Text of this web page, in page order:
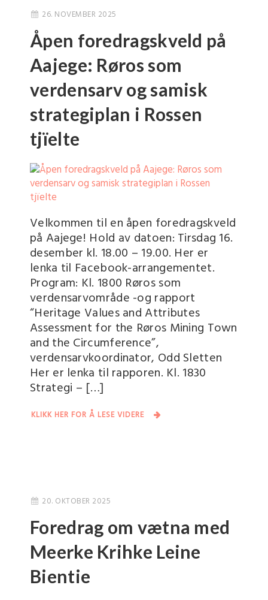
26. NOVEMBER 2025
Åpen foredragskveld på
Aajege: Røros som
verdensarv og samisk
strategiplan i Rossen
tjïelte
Velkommen til en åpen foredragskveld
på Aajege! Hold av datoen: Tirsdag 16.
desember kl. 18.00 – 19.00. Her er
lenka til Facebook-arrangementet.
Program: Kl. 1800 Røros som
verdensarvområde -og rapport
“Heritage Values and Attributes
Assessment for the Røros Mining Town
and the Circumference”,
verdensarvkoordinator, Odd Sletten
Her er lenka til rapporen. Kl. 1830
Strategi – […]
KLIKK HER FOR Å LESE VIDERE
20. OKTOBER 2025
Foredrag om vætna med
Meerke Krihke Leine
Bientie